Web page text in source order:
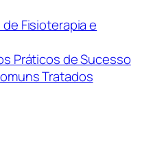
Fisioterapia e
Práticos de Sucesso
Tratados